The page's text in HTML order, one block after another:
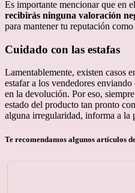
Es importante mencionar que en
recibirás ninguna valoración
para mantener tu reputación
Cuidado con las estafas
Lamentablemente, existen casos
estafar a los vendedores
en la devolución. Por eso,
estado del producto tan pronto
alguna irregularidad, informa a la
Te recomendamos algunos artículos